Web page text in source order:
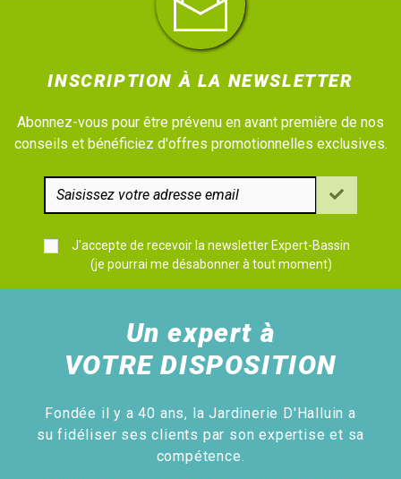
INSCRIPTION À LA NEWSLETTER
Abonnez-vous pour être prévenu en avant première de nos
conseils et bénéficiez d'offres promotionnelles exclusives.
J'accepte de recevoir la newsletter Expert-Bassin
(je pourrai me désabonner à tout moment)
Un expert à
VOTRE DISPOSITION
Fondée il y a 40 ans, la Jardinerie D'Halluin a
su fidéliser ses clients par son expertise et sa
compétence.